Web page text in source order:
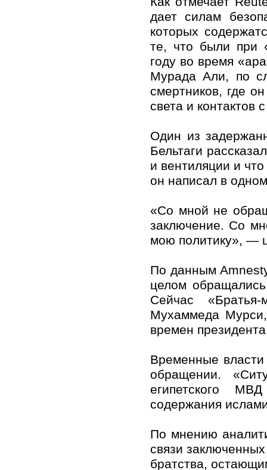
дает силам
которых
те, что были при
году во время
Мурада Али, по
смертников, где
света и контактов
Один из
Бельтаги
и вентиляции и
он написал в
«Со мной не
заключение. Со
мою политику», —
По данным
целом
Сейчас
Мухаммеда
времен
Временные
обращении.
египетского
содержания
По мнению
связи
братства,